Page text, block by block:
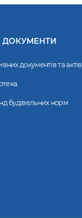
ДОКУМЕНТИ
документів та актів
будівельних норм